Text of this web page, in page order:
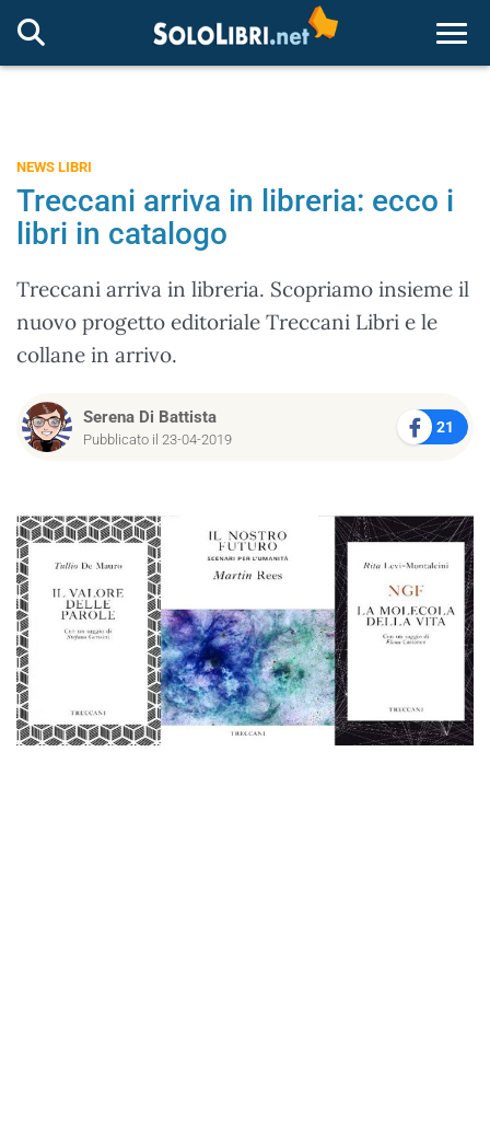
NEWS LIBRI
Treccani arriva in libreria: ecco i
libri in catalogo
Treccani arriva in libreria. Scopriamo insieme il
nuovo progetto editoriale Treccani Libri e le
collane in arrivo.
Serena Di Battista
Pubblicato il 23-04-2019
21